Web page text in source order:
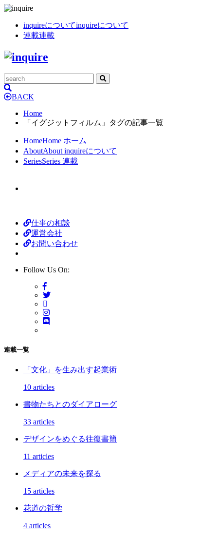
inquireについてinquireについて
連載連載
BACK
Home
「イグジットフィルム」タグの記事一覧
HomeHome ホーム
AboutAbout inquireについて
SeriesSeries 連載
仕事の相談
運営会社
お問い合わせ
Follow Us On:
連載一覧
「文化」を生み出す起業術
10 articles
書物たちとのダイアローグ
33 articles
デザインをめぐる往復書簡
11 articles
メディアの未来を探る
15 articles
花道の哲学
4 articles